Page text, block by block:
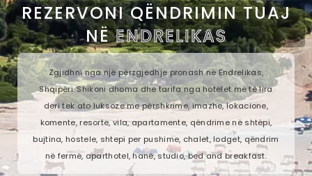
REZERVONI QËNDRIMIN TUAJ
NËENDRELIKAS
Zgjidhni nga një përzgjedhje pronash në Endrelikas,
Shqipëri. Shikoni dhoma dhe tarifa nga hotelet më të lira
deri tek ato luksoze me përshkrime, imazhe, lokacione,
komente, resorte, vila, apartamente, qëndrime në shtëpi,
bujtina, hostele, shtepi per pushime, chalet, lodget, qëndrim
në fermë, aparthotel, hanë, studio, bed and breakfast.